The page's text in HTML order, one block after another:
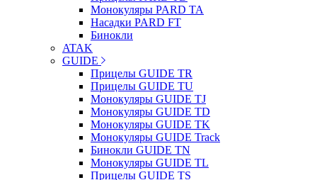
Монокуляры PARD TA
Насадки PARD FT
Бинокли
ATAK
GUIDE
Прицелы GUIDE TR
Прицелы GUIDE TU
Монокуляры GUIDE TJ
Монокуляры GUIDE TD
Монокуляры GUIDE TK
Монокуляры GUIDE Track
Бинокли GUIDE TN
Монокуляры GUIDE TL
Прицелы GUIDE TS